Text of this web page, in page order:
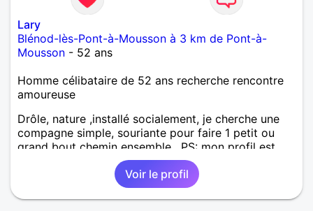
Lary
Blénod-lès-Pont-à-Mousson à 3 km de Pont-à-
Mousson - 52 ans
Homme célibataire de 52 ans recherche rencontre
amoureuse
Drôle, nature ,installé socialement, je cherche une
compagne simple, souriante pour faire 1 petit ou
grand bout chemin ensemble . PS: mon profil est
certifié ! J'adore discuter, j'ai du caractère mais
juste ce qu'il faut pour avancer dans la vie car je
suis extrêmement sympa jovial j'adore déconner et
chose rare de nos jours je cuisine et même très bien
Voir le profil